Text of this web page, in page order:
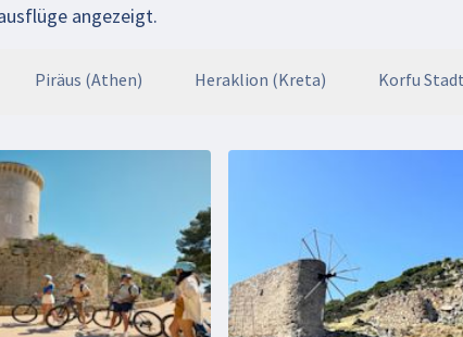
angezeigt.
Piräus (Athen) Heraklion (Kreta) Korfu